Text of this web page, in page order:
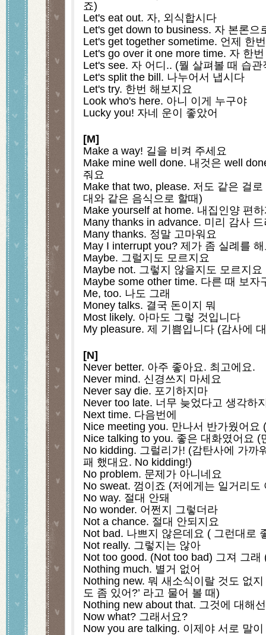
죠)
Let's eat out. 자, 외식합시다
Let's get down to business. 자 본론으
Let's get together sometime. 언제 한
Let's go over it one more time. 자 한
Let's see. 자 어디.. (뭘 살펴볼 때 습
Let's split the bill. 나누어서 냅시다
Let's try. 한번 해보지요
Look who's here. 아니 이게 누구야
Lucky you! 자네 운이 좋았어
[M]
Make a way! 길을 비켜 주세요
Make mine well done. 내것은 well
줘요
Make that two, please. 저도 같은 걸로
대와 같은 음식으로 할때)
Make yourself at home. 내집인양 편
Many thanks in advance. 미리 감사
Many thanks. 정말 고마워요
May I interrupt you? 제가 좀 실례를
Maybe. 그럴지도 모르지요
Maybe not. 그렇지 않을지도 모르지요
Maybe some other time. 다른 때 보자
Me, too. 나도 그래
Money talks. 결국 돈이지 뭐
Most likely. 아마도 그렇 것입니다
My pleasure. 제 기쁨입니다 (감사에
[N]
Never better. 아주 좋아요. 최고에요.
Never mind. 신경쓰지 마세요
Never say die. 포기하지마
Never too late. 너무 늦었다고 생각하
Next time. 다음번에
Nice meeting you. 만나서 반가웠어요
Nice talking to you. 좋은 대화였어요 (
No kidding. 그럴리가! (감탄사에 가까
패 했대요. No kidding!)
No problem. 문제가 아니네요
No sweat. 껌이죠 (저에게는 일거리도
No way. 절대 안돼
No wonder. 어쩐지 그렇더라
Not a chance. 절대 안되지요
Not bad. 나쁘지 않은데요 ( 그런대로
Not really. 그렇지는 않아
Not too good. (Not too bad) 그져 그래
Nothing much. 별거 없어
Nothing new. 뭐 새소식이랄 것도 없
도 좀 있어?’ 라고 물어 볼 때)
Nothing new about that. 그것에 대해
Now what? 그래서요?
Now you are talking. 이제야 서로 말